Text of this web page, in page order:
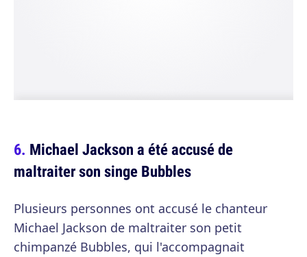
Michael Jackson a été accusé de
maltraiter son singe Bubbles
Plusieurs personnes ont accusé le chanteur
Michael Jackson de maltraiter son petit
chimpanzé Bubbles, qui l'accompagnait